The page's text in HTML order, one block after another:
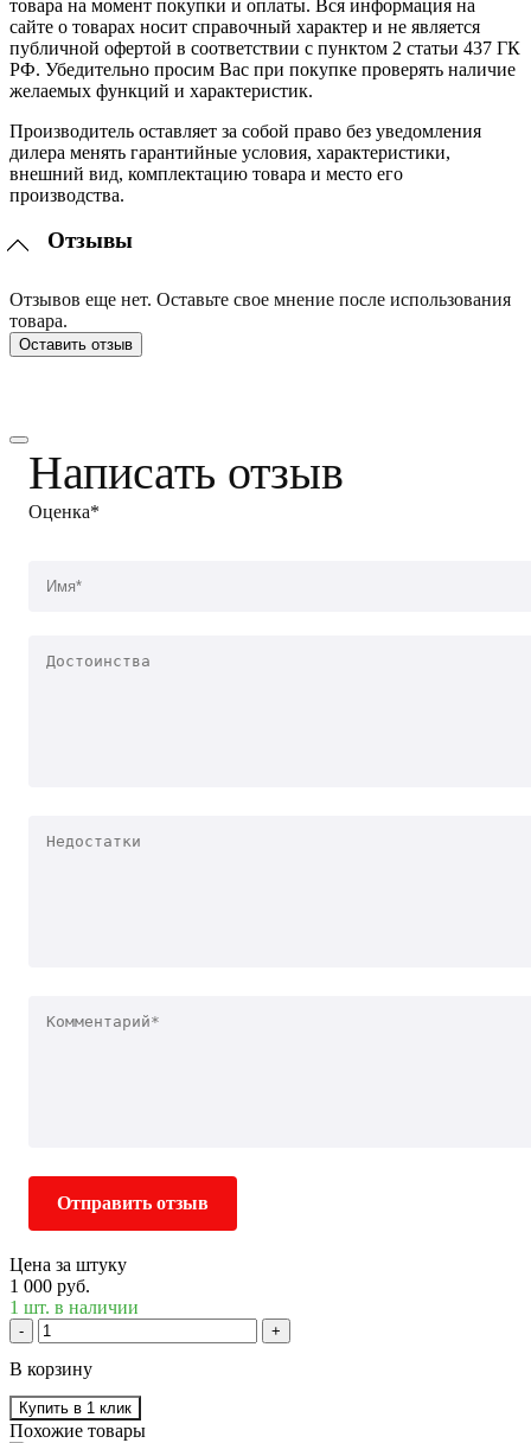
товара на момент покупки и оплаты. Вся информация на
сайте о товарах носит справочный характер и не является
публичной офертой в соответствии с пунктом 2 статьи 437 ГК
РФ. Убедительно просим Вас при покупке проверять наличие
желаемых функций и характеристик.
Производитель оставляет за собой право без уведомления
дилера менять гарантийные условия, характеристики,
внешний вид, комплектацию товара и место его
производства.
Отзывы
Отзывов еще нет. Оставьте свое мнение после использования
товара.
Оставить отзыв
Написать отзыв
Оценка*
Отправить отзыв
Цена за штуку
1 000 руб.
1 шт. в наличии
- +
В корзину
Купить в 1 клик
Похожие товары